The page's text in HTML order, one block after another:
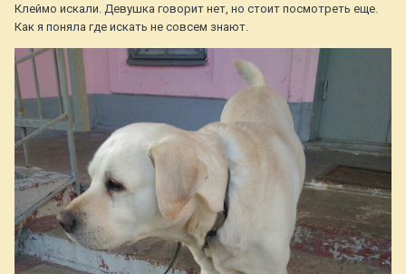
Клеймо искали. Девушка говорит нет, но стоит посмотреть еще.
Как я поняла где искать не совсем знают.